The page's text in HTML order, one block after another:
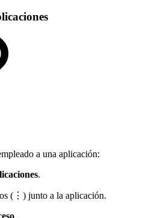
a una aplicación:
.
(⋮) junto a la aplicación.
.